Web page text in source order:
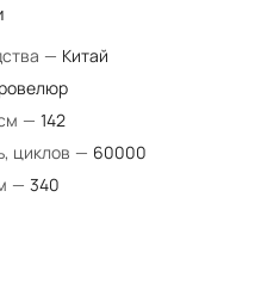
— Китай
— 142
циклов — 60000
— 340